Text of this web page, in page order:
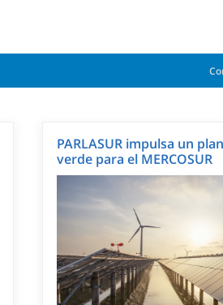
PARLASUR impulsa un
verde para el MERCOSUR